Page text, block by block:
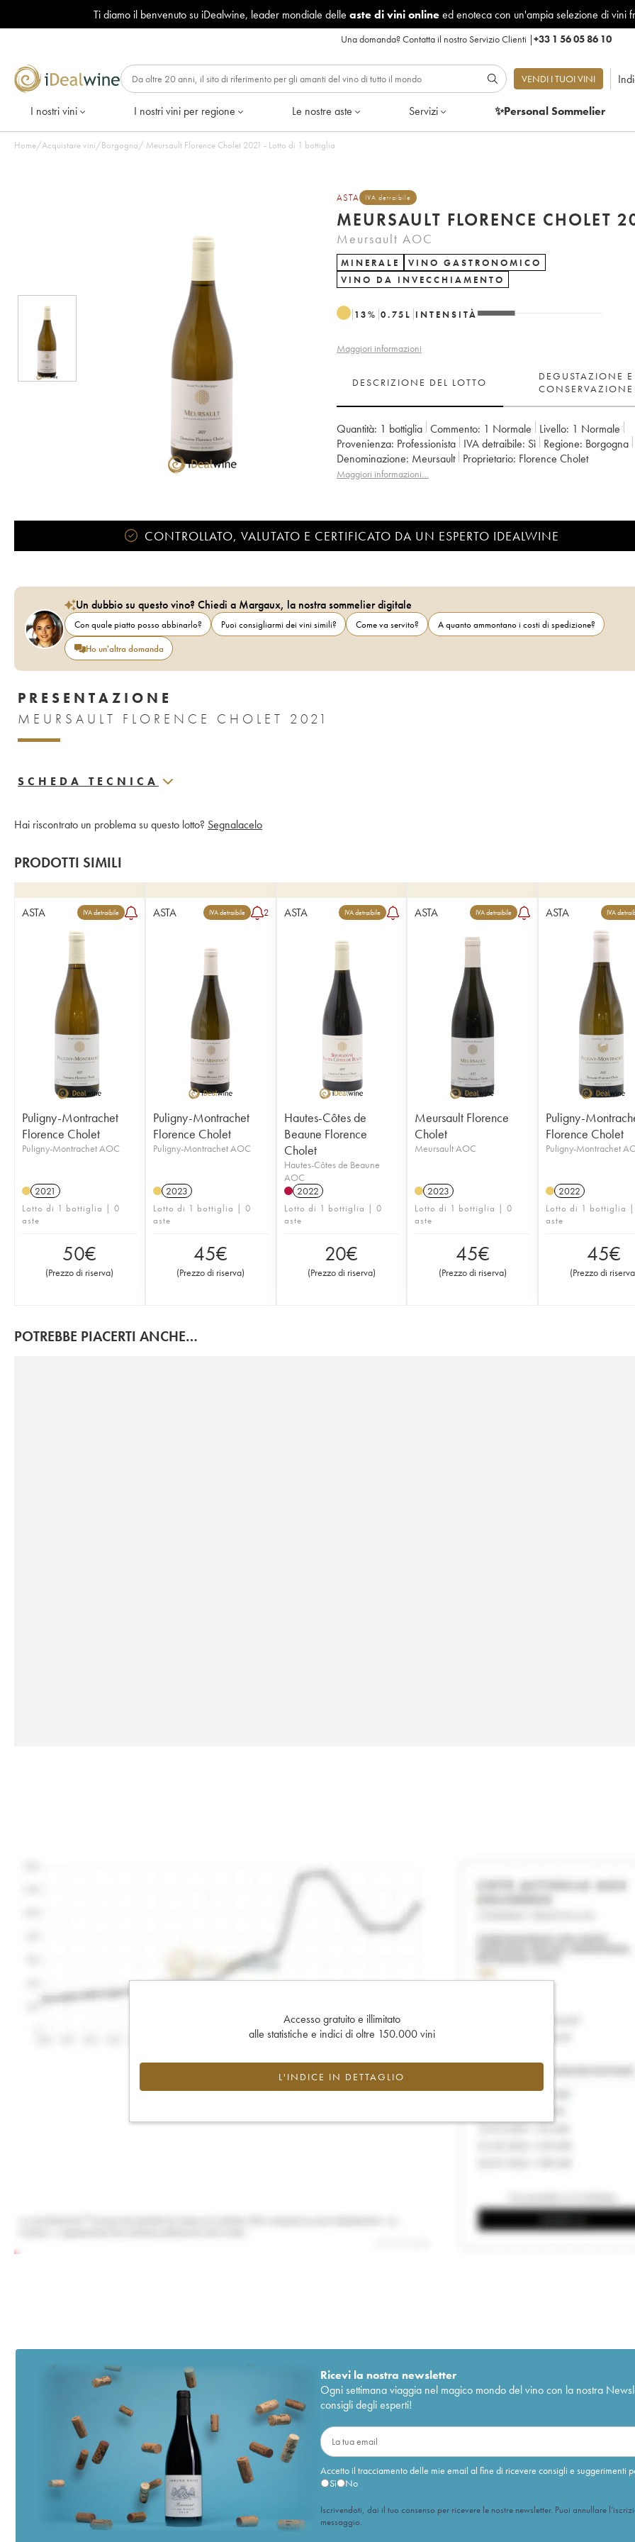
Ti diamo il benvenuto su iDealwine, leader mondiale delle aste di vini onlineed enoteca con un'ampia selezione di vini
Una domanda?Contatta il nostro Servizio Clienti |+33 1 56 05 86 10
VENDI I TUOI VINI
I nostri vini I nostri vini per regione Le nostre aste Servizi ✨Personal Sommelier
Home/Acquistare vini/Borgogna/ Meursault Florence Cholet 2021 - Lotto di 1 bottiglia
ASTA IVA detraibile
MEURSAULT FLORENCE CHOLET
Meursault AOC
MINERALE
VINO GASTRONOMICO
VINO DA INVECCHIAMENTO
13% 0.75 L INTENSITÀ
Maggiori informazioni
DESCRIZIONE DEL LOTTO
DEGUSTAZIONE E
CONSERVAZIONE
Quantità: 1 bottiglia Commento: 1 Normale Livello: 1 Normale
Provenienza:
professionista IVA detraibile: sì Regione:
Borgogna
Denominazione:
Meursault Proprietario: Florence Cholet
Maggiori informazioni…
CONTROLLATO, VALUTATO E CERTIFICATO DA UN ESPERTO IDEALWINE
Un dubbio su questo vino? Chiedi a Margaux, la nostra sommelier digitale
Con quale piatto posso abbinarlo? Puoi consigliarmi dei vini simili? Come va servito?
A quanto ammontano i costi di spedizione?
Ho un'altra domanda
PRESENTAZIONE
MEURSAULT FLORENCE CHOLET 2021
SCHEDA TECNICA
Hai riscontrato un problema su questo lotto? Segnalacelo
PRODOTTI SIMILI
ASTA IVA detraibile
Puligny-Montrachet
Florence Cholet
Puligny-Montrachet AOC
2021
Lotto di 1 bottiglia | 0
aste
50€
(Prezzo di riserva)
ASTA IVA detraibile 2
Puligny-Montrachet
Florence Cholet
Puligny-Montrachet AOC
2023
Lotto di 1 bottiglia | 0
aste
45€
(Prezzo di riserva)
ASTA IVA detraibile
Hautes-Côtes de
Beaune Florence
Cholet
Hautes-Côtes de Beaune
AOC
2022
Lotto di 1 bottiglia | 0
aste
20€
(Prezzo di riserva)
ASTA IVA detraibile
Meursault Florence
Cholet
Meursault AOC
2023
Lotto di 1 bottiglia | 0
aste
45€
(Prezzo di riserva)
ASTA IVA
Puligny-
Florence Cholet
Puligny-Montrachet
2022
Lotto di 1 bottiglia
aste
45€
(Prezzo di riserva
POTREBBE PIACERTI ANCHE…
Accesso gratuito e illimitato
alle statistiche e indici di oltre 150.000 vini
L'INDICE IN DETTAGLIO
Ricevi la nostra newsletter
Ogni settimana viaggia nel magico mondo del vino con la nostra
consigli degli esperti!
Accetto il tracciamento delle mie email al fine di ricevere consigli e suggerimenti
Sì
No
Iscrivendoti, dai il tuo consenso per ricevere le nostre newsletter. Puoi annullare
messaggio.